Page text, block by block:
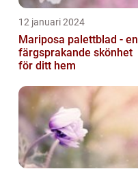
12 januari 2024
Mariposa palettblad - en
färgsprakande skönhet
för ditt hem